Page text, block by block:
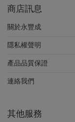
商店訊息
關於永豐成
隱私權聲明
產品品質保證
連絡我們
其他服務